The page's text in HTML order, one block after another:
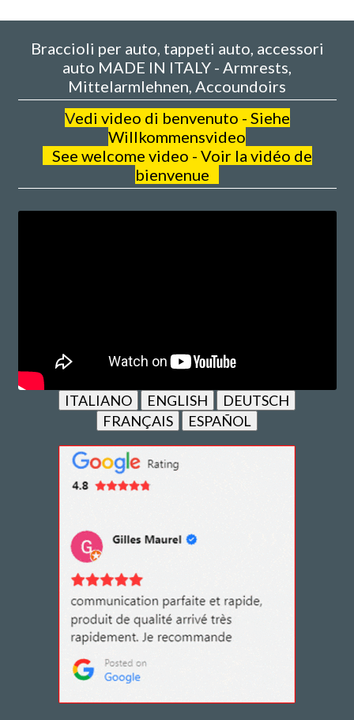
Braccioli per auto, tappeti auto, accessori
auto MADE IN ITALY - Armrests,
Mittelarmlehnen, Accoundoirs
Vedi video di benvenuto - Siehe
Willkommensvideo
See welcome video - Voir la vidéo de
bienvenue
ITALIANO ENGLISH
DEUTSCH
FRANÇAIS
ESPAÑOL